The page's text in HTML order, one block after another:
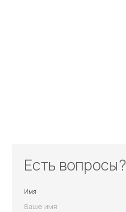
Есть вопросы?
Имя